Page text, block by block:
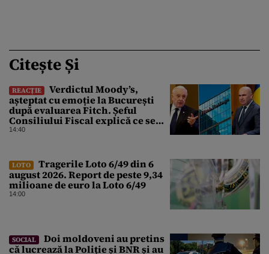
Citește Și
REACȚIE
Verdictul Moody’s,
așteptat cu emoție la București
după evaluarea Fitch. Șeful
Consiliului Fiscal explică ce se
poate întâmpla cu ratingul
14:40
LOTO
Tragerile Loto 6/49 din 6
august 2026. Report de peste 9,34
milioane de euro la Loto 6/49
14:00
SOCIAL
Doi moldoveni au pretins
că lucrează la Poliție și BNR și au